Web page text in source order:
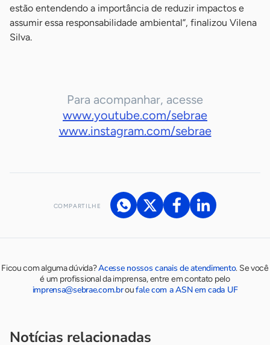
estão entendendo a importância de reduzir impactos e
assumir essa responsabilidade ambiental”, finalizou Vilena
Silva.
Para acompanhar, acesse
www.youtube.com/sebrae
www.instagram.com/sebrae
COMPARTILHE
Ficou com alguma dúvida?Acesse nossos canais de atendimento. Se você
é um profissional da imprensa, entre em contato pelo
imprensa@sebrae.com.broufale com a ASN em cada UF
Notícias relacionadas